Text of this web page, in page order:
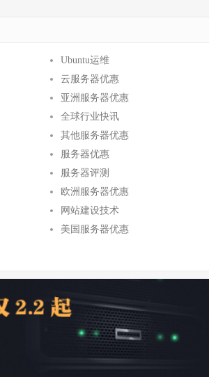
Ubuntu运维
云服务器优惠
亚洲服务器优惠
全球行业快讯
其他服务器优惠
服务器优惠
服务器评测
欧洲服务器优惠
网站建设技术
美国服务器优惠